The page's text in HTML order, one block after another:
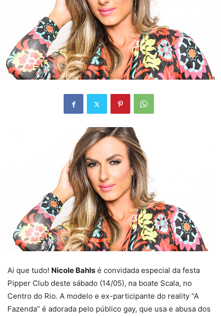
Ai que tudo! Nicole Bahls é convidada especial da festa
Pipper Club deste sábado (14/05), na boate Scala, no
Centro do Rio. A modelo e ex-participante do reality “A
Fazenda” é adorada pelo público gay, que usa e abusa dos